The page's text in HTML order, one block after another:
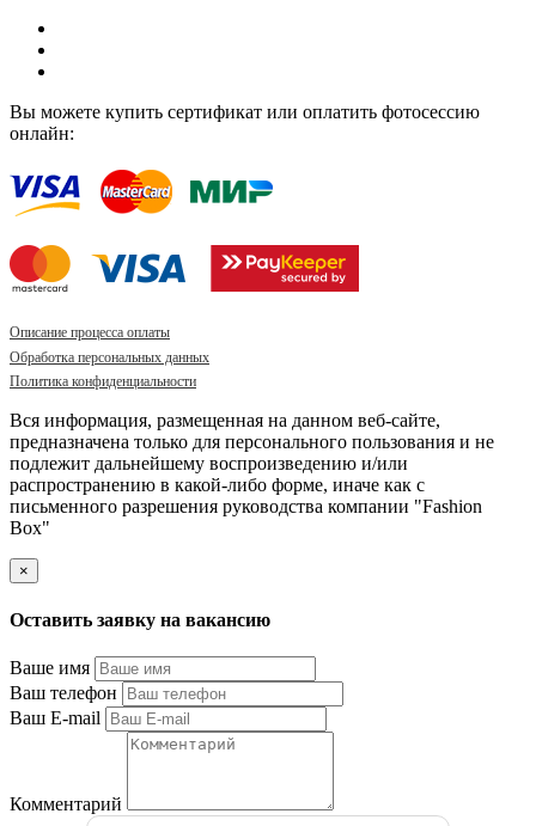
Вы можете купить сертификат или оплатить фотосессию
онлайн:
Описание процесса оплаты
Обработка персональных данных
Политика конфиденциальности
Вся информация, размещенная на данном веб-сайте,
предназначена только для персонального пользования и не
подлежит дальнейшему воспроизведению и/или
распространению в какой-либо форме, иначе как с
письменного разрешения руководства компании "Fashion
Box"
×
Оставить заявку на вакансию
Ваше имя
Ваш телефон
Ваш E-mail
Комментарий